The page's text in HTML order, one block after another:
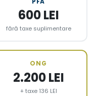
600 LEI
fără taxe suplimentare
ONG
2.200 LEI
+ taxe 136 LEI